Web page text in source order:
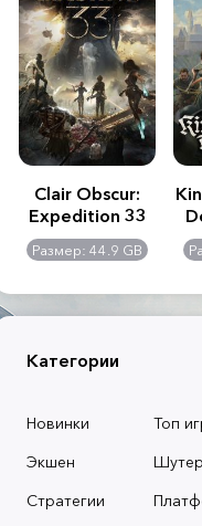
Clair Obscur:
Expedition 33
Размер: 44.9 GB
Категории
Новинки
Топ
Экшен
Стратегии